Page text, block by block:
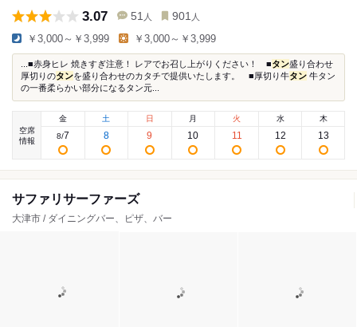
3.07 51 人 901 人
￥3,000～￥3,999 ￥3,000～￥3,999
...■赤身ヒレ 焼きすぎ注意！ レアでお召し上がりください！ ■タン盛り合わせ
厚切りのタンを盛り合わせのカタチで提供いたします。 ■厚切り牛タン 牛タン
の一番柔らかい部分になるタン元...
空席
情報
金
8/7
土
8
日
9
月
10
火
11
水
12
木
13
サファリサーファーズ
大津市 / ダイニングバー、ピザ、バー